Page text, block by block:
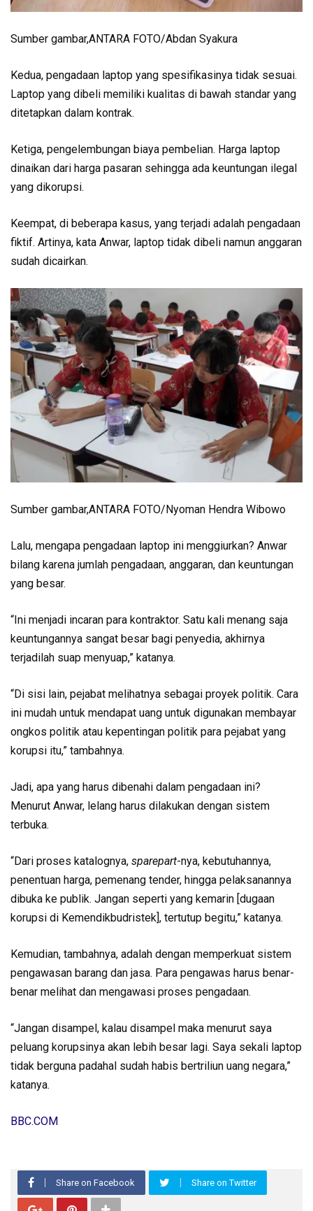
Sumber gambar,ANTARA FOTO/Abdan Syakura
Kedua, pengadaan laptop yang spesifikasinya tidak sesuai.
Laptop yang dibeli memiliki kualitas di bawah standar yang
ditetapkan dalam kontrak.
Ketiga, pengelembungan biaya pembelian. Harga laptop
dinaikan dari harga pasaran sehingga ada keuntungan ilegal
yang dikorupsi.
Keempat, di beberapa kasus, yang terjadi adalah pengadaan
fiktif. Artinya, kata Anwar, laptop tidak dibeli namun anggaran
sudah dicairkan.
Sumber gambar,ANTARA FOTO/Nyoman Hendra Wibowo
Lalu, mengapa pengadaan laptop ini menggiurkan? Anwar
bilang karena jumlah pengadaan, anggaran, dan keuntungan
yang besar.
“Ini menjadi incaran para kontraktor. Satu kali menang saja
keuntungannya sangat besar bagi penyedia, akhirnya
terjadilah suap menyuap,” katanya.
“Di sisi lain, pejabat melihatnya sebagai proyek politik. Cara
ini mudah untuk mendapat uang untuk digunakan membayar
ongkos politik atau kepentingan politik para pejabat yang
korupsi itu,” tambahnya.
Jadi, apa yang harus dibenahi dalam pengadaan ini?
Menurut Anwar, lelang harus dilakukan dengan sistem
terbuka.
“Dari proses katalognya, sparepart-nya, kebutuhannya,
penentuan harga, pemenang tender, hingga pelaksanannya
dibuka ke publik. Jangan seperti yang kemarin [dugaan
korupsi di Kemendikbudristek], tertutup begitu,” katanya.
Kemudian, tambahnya, adalah dengan memperkuat sistem
pengawasan barang dan jasa. Para pengawas harus benar-
benar melihat dan mengawasi proses pengadaan.
“Jangan disampel, kalau disampel maka menurut saya
peluang korupsinya akan lebih besar lagi. Saya sekali laptop
tidak berguna padahal sudah habis bertriliun uang negara,”
katanya.
BBC.COM
Share on Facebook Share on Twitter